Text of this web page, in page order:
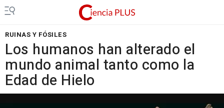
RUINAS Y FÓSILES
Los humanos han alterado el
mundo animal tanto como la
Edad de Hielo